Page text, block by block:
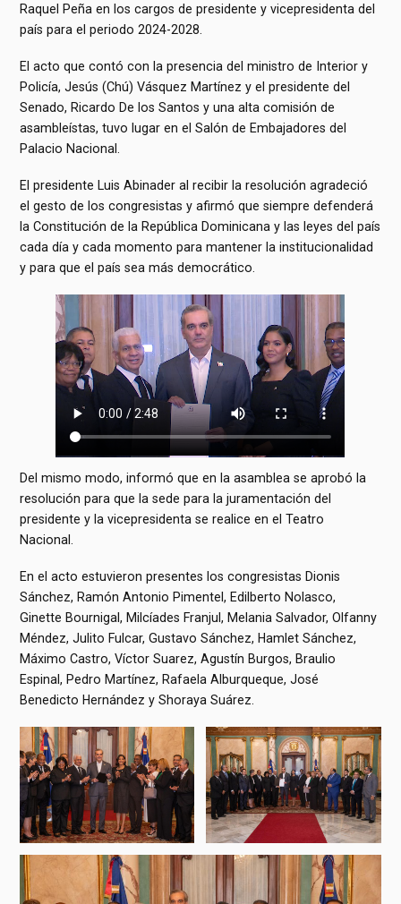
Raquel Peña en los cargos de presidente y vicepresidenta del
país para el periodo 2024-2028.
El acto que contó con la presencia del ministro de Interior y
Policía, Jesús (Chú) Vásquez Martínez y el presidente del
Senado, Ricardo De los Santos y una alta comisión de
asambleístas, tuvo lugar en el Salón de Embajadores del
Palacio Nacional.
El presidente Luis Abinader al recibir la resolución agradeció
el gesto de los congresistas y afirmó que siempre defenderá
la Constitución de la República Dominicana y las leyes del país
cada día y cada momento para mantener la institucionalidad
y para que el país sea más democrático.
Del mismo modo, informó que en la asamblea se aprobó la
resolución para que la sede para la juramentación del
presidente y la vicepresidenta se realice en el Teatro
Nacional.
En el acto estuvieron presentes los congresistas Dionis
Sánchez, Ramón Antonio Pimentel, Edilberto Nolasco,
Ginette Bournigal, Milcíades Franjul, Melania Salvador, Olfanny
Méndez, Julito Fulcar, Gustavo Sánchez, Hamlet Sánchez,
Máximo Castro, Víctor Suarez, Agustín Burgos, Braulio
Espinal, Pedro Martínez, Rafaela Alburqueque, José
Benedicto Hernández y Shoraya Suárez.